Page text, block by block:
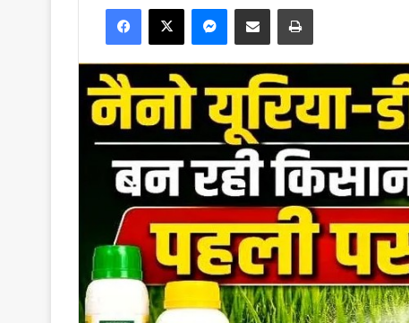
Facebook
X Messenger
Share via Email Print